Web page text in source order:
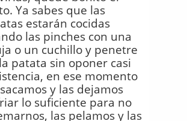
Ya sabes que las
estarán cocidas
las pinches con una
o un cuchillo y penetre
patata sin oponer casi
en ese momento
y las dejamos
lo suficiente para no
las pelamos y las